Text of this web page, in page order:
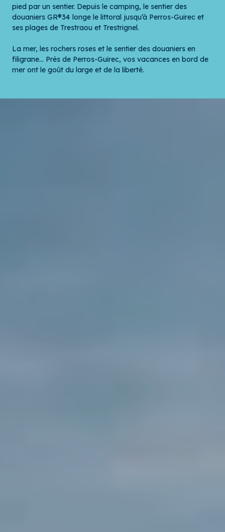
pied par un sentier. Depuis le camping, le sentier des
douaniers GR®34 longe le littoral jusqu’à Perros-Guirec et
ses plages de Trestraou et Trestrignel.
La mer, les rochers roses et le sentier des douaniers en
filigrane… Près de Perros-Guirec, vos vacances en bord de
mer ont le goût du large et de la liberté.